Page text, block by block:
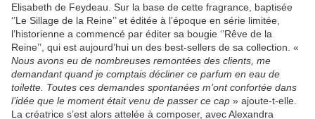
Elisabeth de Feydeau. Sur la base de cette fragrance, baptisée
‘’Le Sillage de la Reine’’ et éditée à l’époque en série limitée,
l’historienne a commencé par éditer sa bougie ‘’Rêve de la
Reine’’, qui est aujourd’hui un des best-sellers de sa collection. «
Nous avons eu de nombreuses remontées des clients, me
demandant quand je comptais décliner ce parfum en eau de
toilette. Toutes ces demandes spontanées m’ont confortée dans
l’idée que le moment était venu de passer ce cap » ajoute-t-elle.
La créatrice s’est alors attelée à composer, avec Alexandra